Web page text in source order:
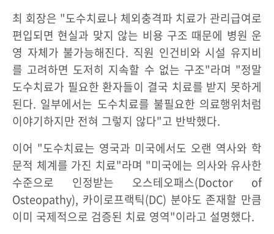
최 회장은 "도수치료나 체외충격파 치료가 관리급여로
편입되면 현실과 맞지 않는 비용 구조 때문에 병원 운
영 자체가 불가능해진다. 직원 인건비와 시설 유지비
를 고려하면 도저히 지속할 수 없는 구조"라며 "정말
도수치료가 필요한 환자들이 결국 치료를 받지 못하게
된다. 일부에서는 도수치료를 불필요한 의료행위처럼
이야기하지만 전혀 그렇지 않다"고 반박했다.
이어 "도수치료는 영국과 미국에서도 오랜 역사와 학
문적 체계를 가진 치료"라며 "미국에는 의사와 유사한
수준으로 인정받는 오스테오패스(Doctor of
Osteopathy), 카이로프랙틱(DC) 분야도 존재할 만큼
이미 국제적으로 검증된 치료 영역"이라고 설명했다.